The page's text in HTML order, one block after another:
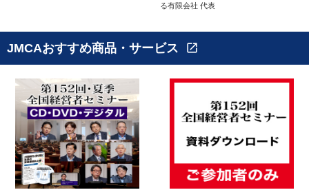
る有限会社 代表
JMCAおすすめ商品・サービス open_in_new